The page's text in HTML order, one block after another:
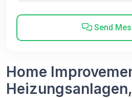
Send
Home
Heizungsanlagen,